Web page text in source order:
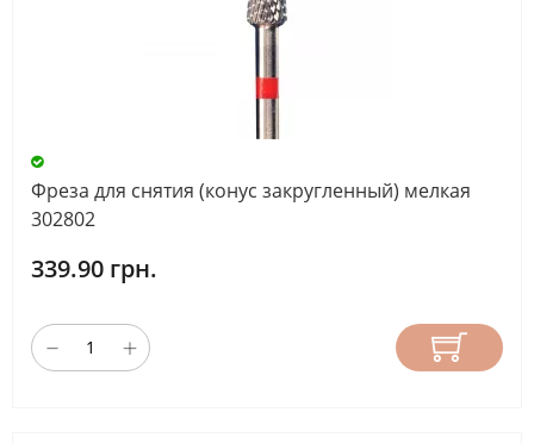
Фреза для снятия (конус закругленный) мелкая
302802
339.90 грн.